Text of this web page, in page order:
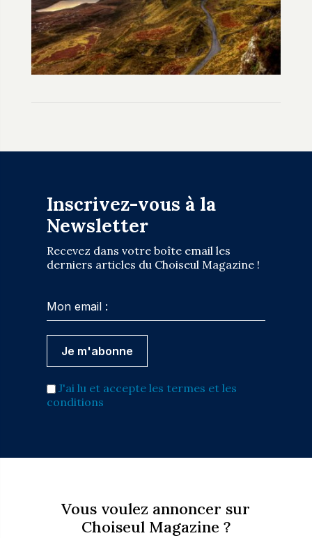
Inscrivez-vous à la
Newsletter
Recevez dans votre boîte email les
derniers articles du Choiseul Magazine !
J'ai lu et accepte les termes et les
conditions
Vous voulez annoncer sur
Choiseul Magazine ?